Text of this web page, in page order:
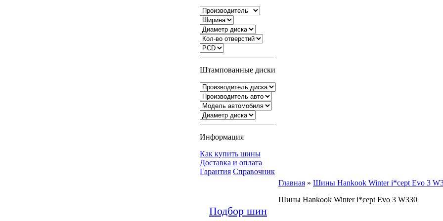
Штампованные диски
Информация
Как купить шины
Доставка и оплата
Гарантия Справочник
Подбор шин
Главная » Шины Hankook Winter i*cept Evo 3
Шины Hankook Winter i*cept Evo 3 W330